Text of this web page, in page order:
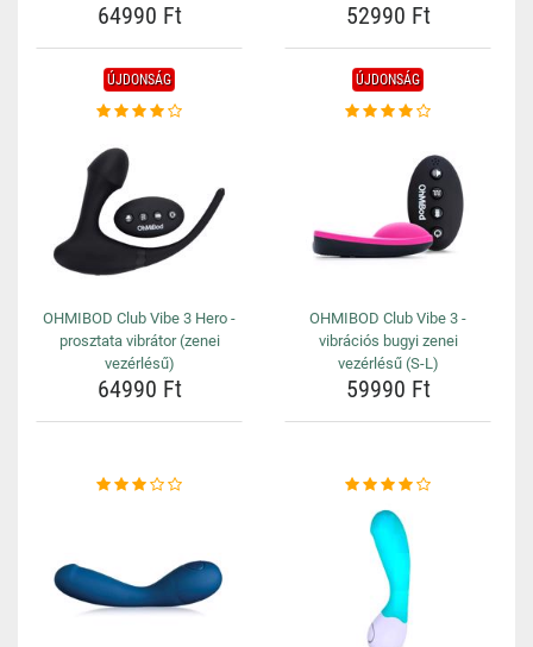
64990 Ft 52990 Ft
ÚJDONSÁG
OHMIBOD Club Vibe 3 Hero -
prosztata vibrátor (zenei
vezérlésű)
64990 Ft
ÚJDONSÁG
OHMIBOD Club Vibe 3 -
vibrációs bugyi zenei
vezérlésű (S-L)
59990 Ft